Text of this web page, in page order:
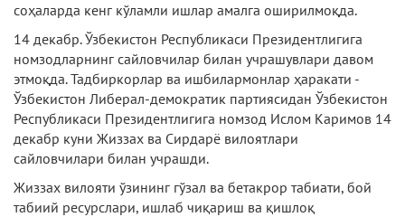
соҳаларда кенг кўламли ишлар амалга оширилмоқда.
14 декабр. Ўзбекистон Республикаси Президентлигига
номзодларнинг сайловчилар билан учрашувлари давом
этмоқда. Тадбиркорлар ва ишбилармонлар ҳаракати -
Ўзбекистон Либерал-демократик партиясидан Ўзбекистон
Республикаси Президентлигига номзод Ислом Каримов 14
декабр куни Жиззах ва Сирдарё вилоятлари
сайловчилари билан учрашди.
Жиззах вилояти ўзининг гўзал ва бетакрор табиати, бой
табиий ресурслари, ишлаб чиқариш ва қишлоқ